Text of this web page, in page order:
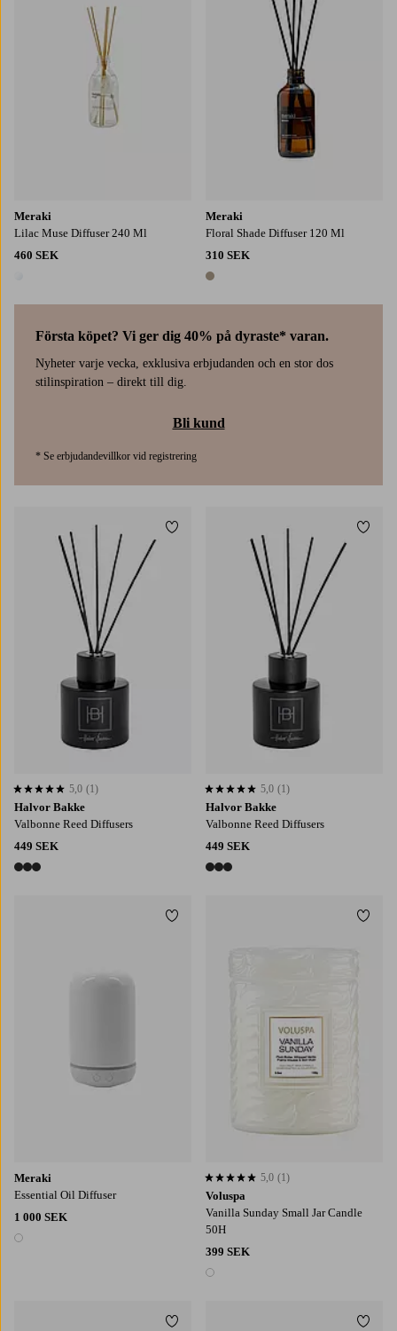
Meraki
Lilac Muse Diffuser 240 Ml
460 SEK
Första köpet? Vi ger dig 40% på dyraste* varan.
Nyheter varje vecka, exklusiva erbjudanden och en stor dos
stilinspiration – direkt till dig.
Bli kund
* Se erbjudandevillkor vid registrering
Meraki
Floral Shade Diffuser 120 Ml
310 SEK
1 färg
Halvor Bakke
Valbonne Reed Diffusers
449 SEK
3 färger
5,0 baserat på 1 st betyg
5,0 (1)
Lägg till i favoriter
Halvor Bakke
Valbonne Reed Diffusers
449 SEK
3 färger
5,0 baserat på 1 st betyg
5,0 (1)
Meraki
Essential Oil Diffuser
1 000 SEK
1 färg
Lägg till i favoriter
Voluspa
Vanilla Sunday Small Jar Candle
50H
399 SEK
1 färg
5,0 baserat på 1 st betyg
5,0 (1)
Lägg till i favoriter